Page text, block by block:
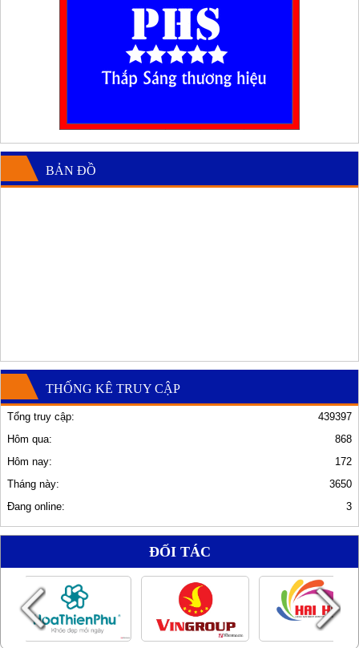
BẢN ĐỒ
THỐNG KÊ TRUY CẬP
439397
Tổng truy cập:
868
Hôm qua:
172
Hôm nay:
3650
Tháng này:
3
Đang online:
ĐỐI TÁC